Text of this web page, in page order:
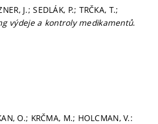
J.; SEDLÁK, P.; TRČKA, T.;
výdeje a kontroly medikamentů.
O.; KRČMA, M.; HOLCMAN, V.: